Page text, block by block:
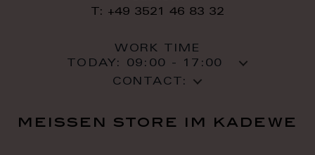
T: +49 3521 46 83 32
WORK TIME
TODAY: 09:00 - 17:00
CONTACT:
meissen store im kadewe